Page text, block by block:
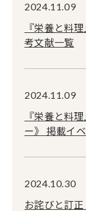
2024.11.09
『栄養と料
考文献一覧
2024.11.09
『栄養と料
ー》 掲載イ
2024.10.30
お詫びと訂